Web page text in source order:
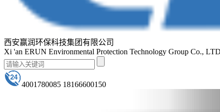
西安赢润环保科技集团有限公司
Xi 'an ERUN Environmental Protection Technology Group Co.,
4001780085 18166600150